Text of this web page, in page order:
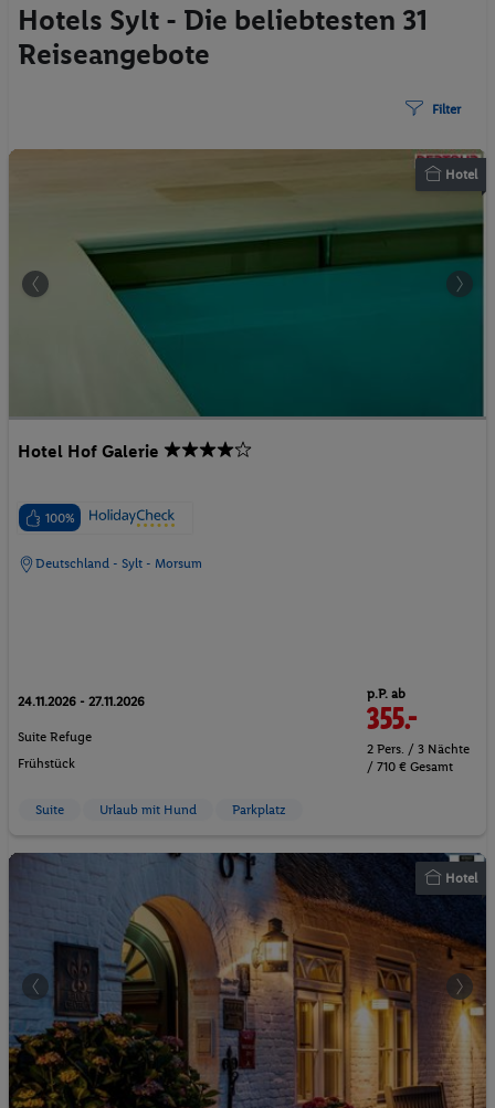
Hotels Sylt - Die beliebtesten 31
Reiseangebote
Filter
Hotel
Hotel Hof Galerie
100%
Deutschland - Sylt - Morsum
24.11.2026 - 27.11.2026
Suite Refuge
Frühstück
p.P. ab
355.-
2 Pers. / 3 Nächte
/ 710 € Gesamt
Suite Urlaub mit Hund Parkplatz
Hotel